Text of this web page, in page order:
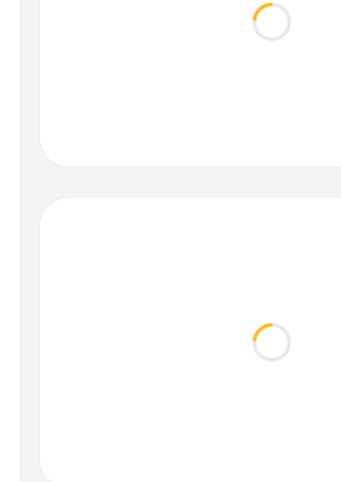
Loading...
Loading...